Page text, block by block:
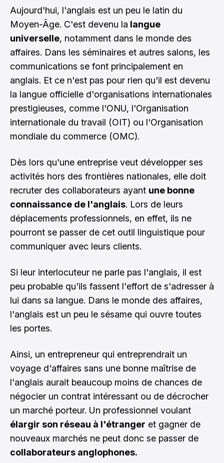
Aujourd'hui, l'anglais est un peu le latin du
Moyen-Âge. C'est devenu la langue
universelle, notamment dans le monde des
affaires. Dans les séminaires et autres salons, les
communications se font principalement en
anglais. Et ce n'est pas pour rien qu'il est devenu
la langue officielle d'organisations internationales
prestigieuses, comme l'ONU, l'Organisation
internationale du travail (OIT) ou l'Organisation
mondiale du commerce (OMC).
Dès lors qu'une entreprise veut développer ses
activités hors des frontières nationales, elle doit
recruter des collaborateurs ayant une bonne
connaissance de l'anglais. Lors de leurs
déplacements professionnels, en effet, ils ne
pourront se passer de cet outil linguistique pour
communiquer avec leurs clients.
Si leur interlocuteur ne parle pas l'anglais, il est
peu probable qu'ils fassent l'effort de s'adresser à
lui dans sa langue. Dans le monde des affaires,
l'anglais est un peu le sésame qui ouvre toutes
les portes.
Ainsi, un entrepreneur qui entreprendrait un
voyage d'affaires sans une bonne maîtrise de
l'anglais aurait beaucoup moins de chances de
négocier un contrat intéressant ou de décrocher
un marché porteur. Un professionnel voulant
élargir son réseau à l'étranger et gagner de
nouveaux marchés ne peut donc se passer de
collaborateurs anglophones.